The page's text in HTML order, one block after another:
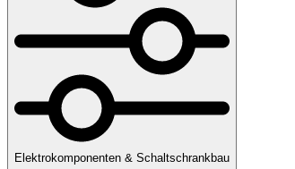
Elektrokomponenten & Schaltschrankbau